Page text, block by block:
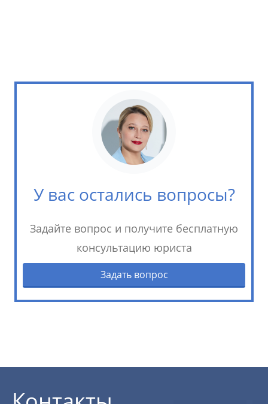
У вас остались вопросы?
Задайте вопрос и получите бесплатную
консультацию юриста
Задать вопрос